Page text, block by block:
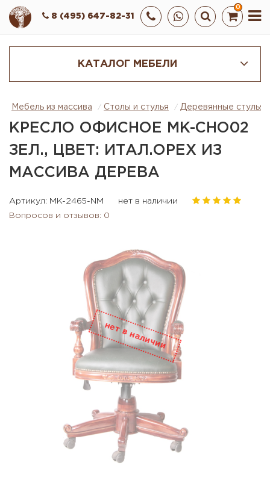
0
8 (495) 647-82-31
КАТАЛОГ МЕБЕЛИ
Мебель из массива Столы и стулья Деревянные стулья
КРЕСЛО ОФИСНОЕ MK-CHO02
ЗЕЛ., ЦВЕТ: ИТАЛ.ОРЕХ ИЗ
МАССИВА ДЕРЕВА
Артикул: MK-2465-NM
нет в наличии
Вопросов и отзывов: 0